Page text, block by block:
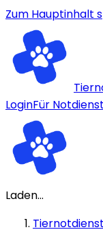
Zum Hauptinhalt
LoginFür
Laden...
Tiernotdienst